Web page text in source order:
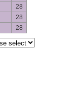
28
28
28